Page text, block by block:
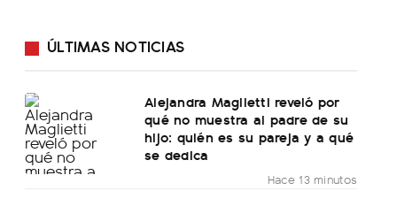
ÚLTIMAS NOTICIAS
Alejandra Maglietti reveló por
qué no muestra al padre de su
hijo: quién es su pareja y a qué
se dedica
Hace 13 minutos